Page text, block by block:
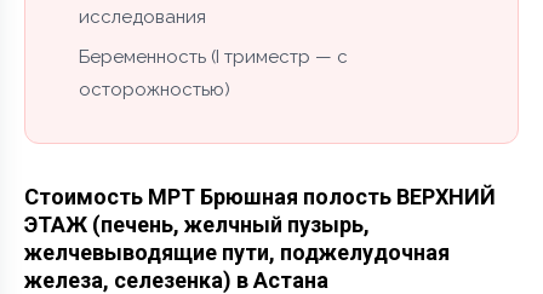
исследования
Беременность (I триместр — с
осторожностью)
Стоимость МРТ Брюшная полость ВЕРХНИЙ
ЭТАЖ (печень, желчный пузырь,
желчевыводящие пути, поджелудочная
железа, селезенка) в Астана